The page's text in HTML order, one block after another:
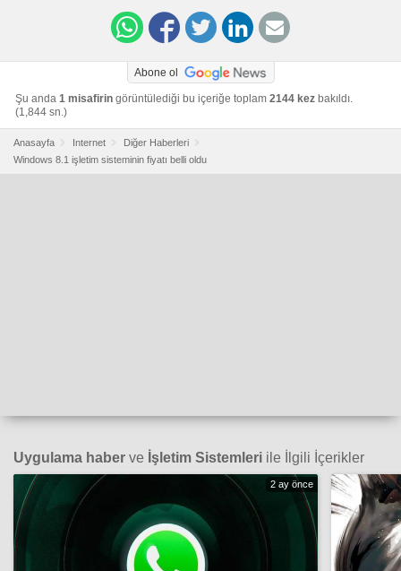
Abone ol
Şu anda 1 misafirin görüntülediği bu içeriğe toplam 2144 kez bakıldı.
(1,844 sn.)
Anasayfa Internet
Diğer Haberleri
Windows 8.1 işletim sisteminin fiyatı belli oldu
Uygulama haber ve İşletim Sistemleri ile İlgili İçerikler
2 ay önce